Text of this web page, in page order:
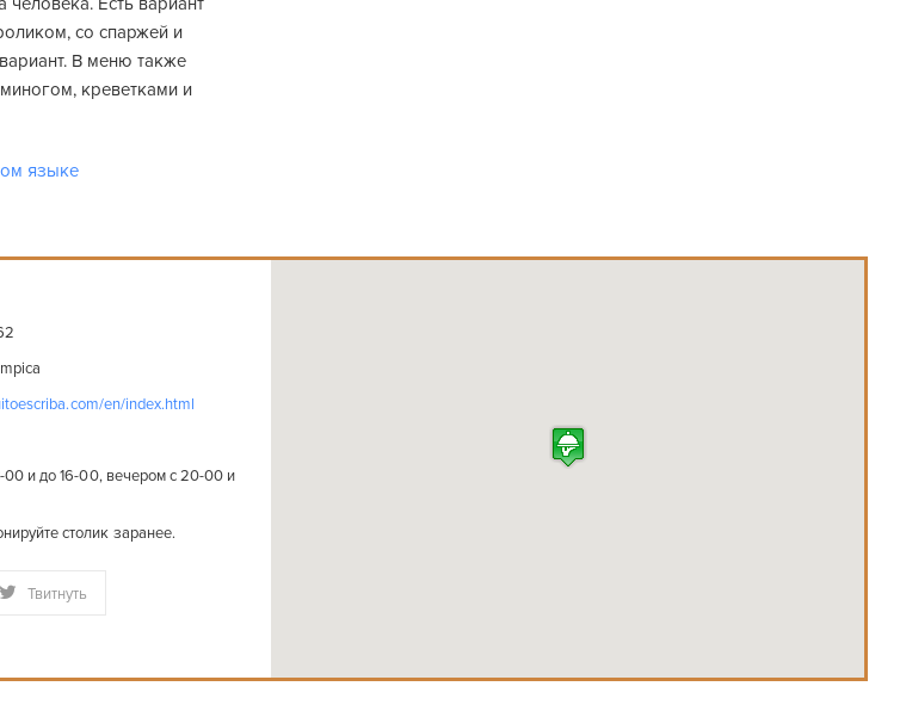
со спаржей и
В меню также
креветками и
языке
en/index.html
00 и до 16-00, вечером с 20-00 и
столик заранее.
Твитнуть